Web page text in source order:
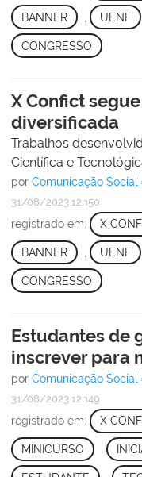
BANNER UENF
CONGRESSO
X Confict
diversificada
Trabalhos
Científica e
por Comunicação Social
31/08/2023 12h50
registrado em: X
BANNER UENF
CONGRESSO
Estudantes de
inscrever para
por Comunicação Social
31/08/2023 12h49
registrado em: X
MINICURSO